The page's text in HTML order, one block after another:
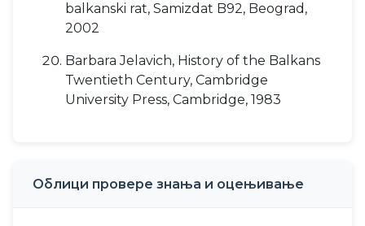
balkanski rat, Samizdat B92, Beograd,
2002
Barbara Jelavich, History of the Balkans
Twentieth Century, Cambridge
University Press, Cambridge, 1983
Облици провере знања и оцењивање